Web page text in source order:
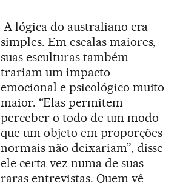
A lógica do australiano era
simples. Em escalas maiores,
suas esculturas também
trariam um impacto
emocional e psicológico muito
maior. “Elas permitem
perceber o todo de um modo
que um objeto em proporções
normais não deixariam”, disse
ele certa vez numa de suas
raras entrevistas. Quem vê